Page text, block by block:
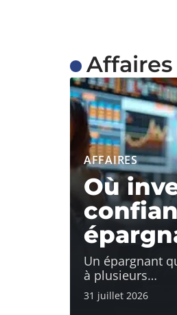
Affaires
AFFAIRES
Où
Un épargnant
à plusieurs…
31 juillet 2026